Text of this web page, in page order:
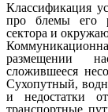
Классификация
про блемы его
сектора и
размещении
сложившееся
Сухопутный,
и недостатки